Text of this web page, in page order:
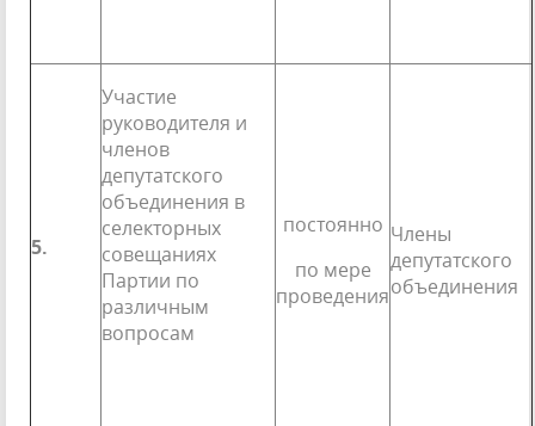
5.
Участие
руководителя и
членов
депутатского
объединения в
селекторных
совещаниях
Партии по
различным
вопросам
постоянно
по мере
про­ведения
Члены
депутатского
объединения